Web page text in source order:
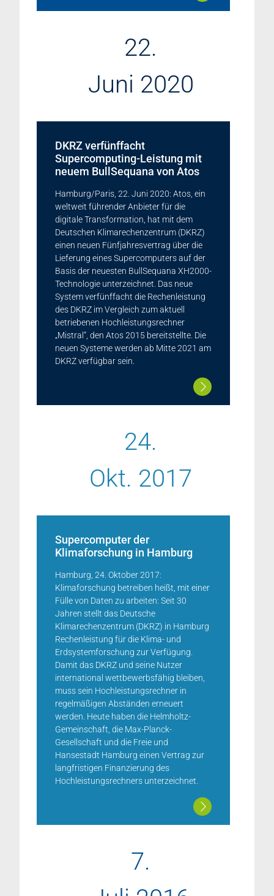
22.
Juni 2020
DKRZ verfünffacht
Supercomputing-Leistung mit
neuem BullSequana von Atos
Hamburg/Paris, 22. Juni 2020: Atos, ein
weltweit führender Anbieter für die
digitale Transformation, hat mit dem
Deutschen Klimarechenzentrum (DKRZ)
einen neuen Fünfjahresvertrag über die
Lieferung eines Supercomputers auf der
Basis der neuesten BullSequana XH2000-
Technologie unterzeichnet. Das neue
System verfünffacht die Rechenleistung
des DKRZ im Vergleich zum aktuell
betriebenen Hochleistungsrechner
„Mistral“, den Atos 2015 bereitstellte. Die
neuen Systeme werden ab Mitte 2021 am
DKRZ verfügbar sein.
24.
Okt. 2017
Supercomputer der
Klimaforschung in Hamburg
Hamburg, 24. Oktober 2017:
Klimaforschung betreiben heißt, mit einer
Fülle von Daten zu arbeiten: Seit 30
Jahren stellt das Deutsche
Klimarechenzentrum (DKRZ) in Hamburg
Rechenleistung für die Klima- und
Erdsystemforschung zur Verfügung.
Damit das DKRZ und seine Nutzer
international wettbewerbsfähig bleiben,
muss sein Hochleistungsrechner in
regelmäßigen Abständen erneuert
werden. Heute haben die Helmholtz-
Gemeinschaft, die Max-Planck-
Gesellschaft und die Freie und
Hansestadt Hamburg einen Vertrag zur
langfristigen Finanzierung des
Hochleistungsrechners unterzeichnet.
7.